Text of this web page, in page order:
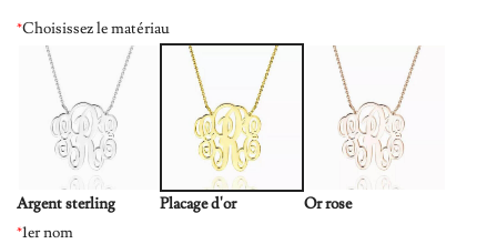
*Choisissez le matériau
Argent sterling Placage d'or
Or rose
*1er nom